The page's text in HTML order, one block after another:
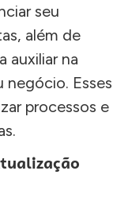
seu
além de
auxiliar na
negócio. Esses
processos e